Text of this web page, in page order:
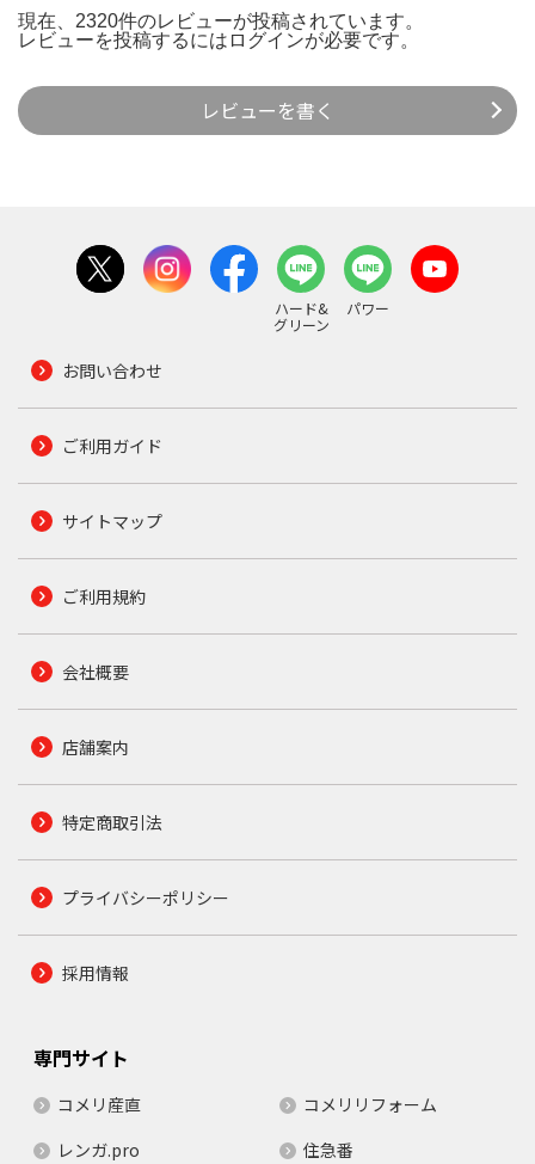
現在、2320件のレビューが投稿されています。
レビューを投稿するには ログインが必要です。
レビューを書く
ハード&
グリーン
パワー
お問い合わせ
ご利用ガイド
サイトマップ
ご利用規約
会社概要
店舗案内
特定商取引法
プライバシーポリシー
採用情報
専門サイト
コメリ産直
コメリリフォーム
レンガ.pro
住急番